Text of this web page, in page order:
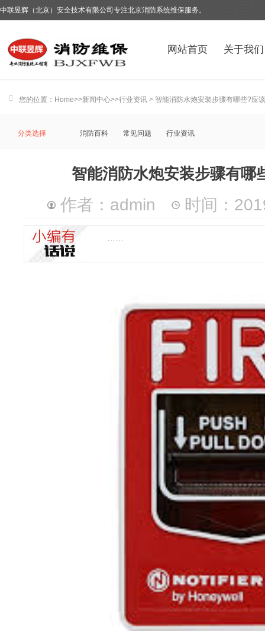
中联昱辉（北京）安全技术有限公司专注北京消防系统维保服务。
网站首页 关于我们
您的位置： Home>>新闻中心>>行业资讯 > 智能消防水炮安装步骤有哪些?应
分类选择 消防百科 常见问题 行业资讯
智能消防水炮安装步骤有哪
作者：admin 时间：